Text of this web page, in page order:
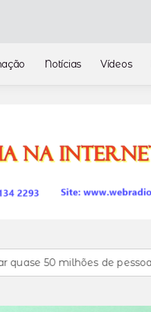
Notícias Vídeos
de pessoas à fome